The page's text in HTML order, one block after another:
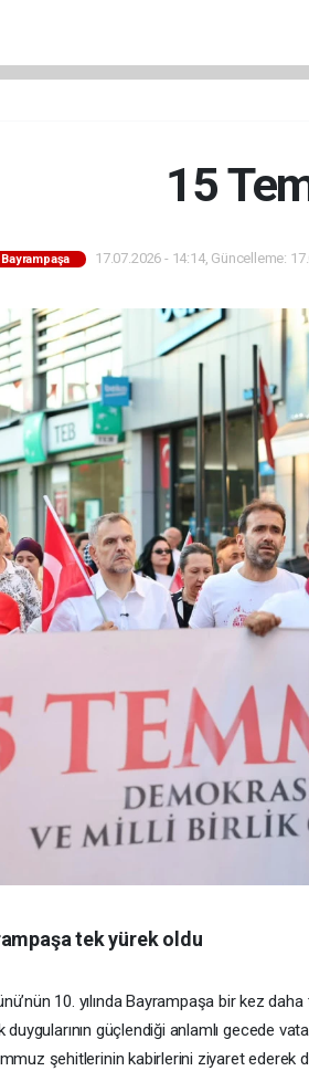
15
Bayrampaşa 17.07.2026 - 14:14, Güncelleme:
tek yürek oldu
10. yılında Bayrampaşa bir kez
duygularının güçlendiği anlamlı gecede
şehitlerinin kabirlerini ziyaret ederek